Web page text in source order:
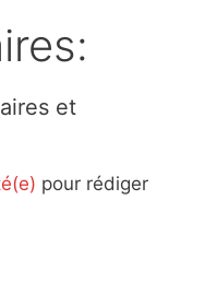
et
pour rédiger